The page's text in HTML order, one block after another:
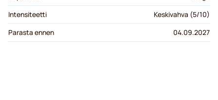
Intensiteetti
Keskivahva (5/10)
Parasta ennen
04.09.2027